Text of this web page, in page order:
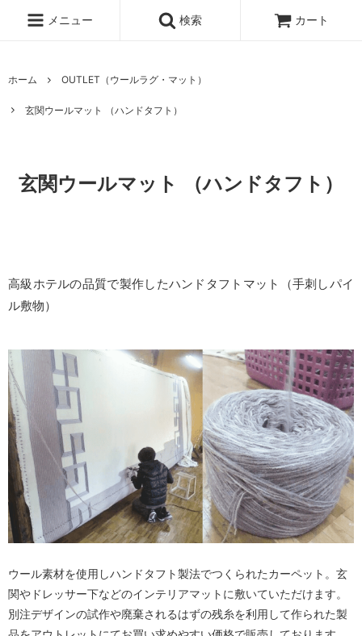
メニュー 検索 カート
ホーム OUTLET（ウールラグ・マット）
玄関ウールマット （ハンドタフト）
玄関ウールマット （ハンドタフト）
高級ホテルの品質で製作したハンドタフトマット（手刺しパイ
ル敷物）
ウール素材を使用しハンドタフト製法でつくられたカーペット。玄
関やドレッサー下などのインテリアマットに敷いていただけます。
別注デザインの試作や廃棄されるはずの残糸を利用して作られた製